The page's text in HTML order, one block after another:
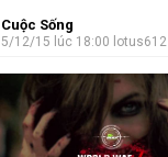
Cuộc Sống
5/12/15 lúc 18:00 lotus612